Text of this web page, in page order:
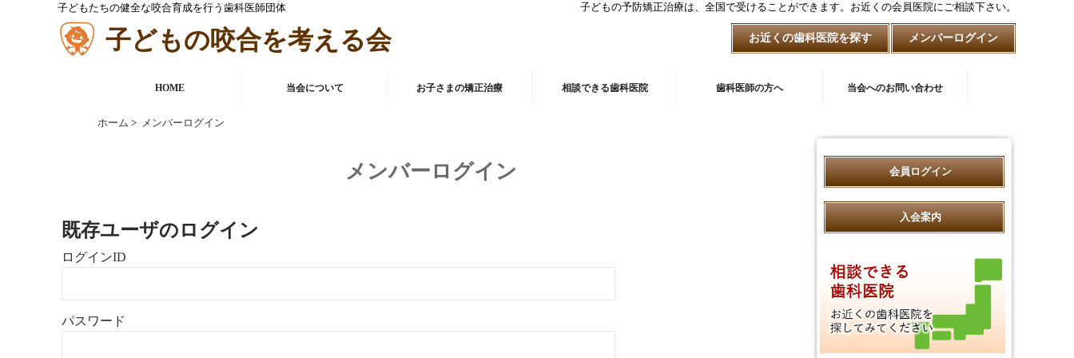
子どもたちの健全な咬合育成を行う歯科医師団体
子どもの咬合を考える会
子どもの予防矯正治療は、全国で受けることができます。お近くの会員医院にご相談下さい。
メンバーログイン
お近くの歯科医院を探す
HOME 当会について お子さまの矯正治療 相談できる歯科医院 歯科医師の方へ 当会へのお問い合わせ
ホーム > メンバーログイン
メンバーログイン
既存ユーザのログイン
ログインID
パスワード
会員ログイン
入会案内